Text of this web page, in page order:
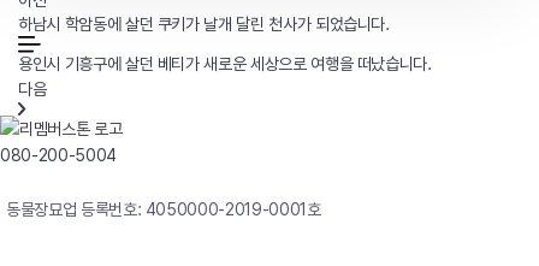
하남시 학암동에 살던 쿠키가 날개 달린 천사가 되었습니다.
용인시 기흥구에 살던 베티가 새로운 세상으로 여행을 떠났습니다.
다음
080-200-5004
동물장묘업 등록번호: 4050000-2019-0001호